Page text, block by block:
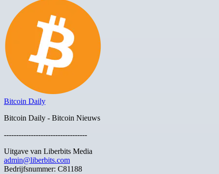
Bitcoin Daily
Bitcoin Daily - Bitcoin Nieuws
----------------------------------
Uitgave van Liberbits Media
admin@liberbits.com
Bedrijfsnummer: C81188